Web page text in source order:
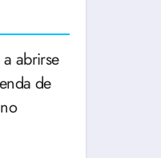
abrirse
de